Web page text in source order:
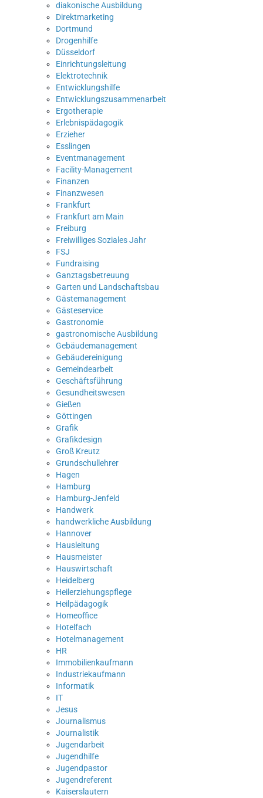
diakonische Ausbildung
Direktmarketing
Dortmund
Drogenhilfe
Düsseldorf
Einrichtungsleitung
Elektrotechnik
Entwicklungshilfe
Entwicklungszusammenarbeit
Ergotherapie
Erlebnispädagogik
Erzieher
Esslingen
Eventmanagement
Facility-Management
Finanzen
Finanzwesen
Frankfurt
Frankfurt am Main
Freiburg
Freiwilliges Soziales Jahr
FSJ
Fundraising
Ganztagsbetreuung
Garten und Landschaftsbau
Gästemanagement
Gästeservice
Gastronomie
gastronomische Ausbildung
Gebäudemanagement
Gebäudereinigung
Gemeindearbeit
Geschäftsführung
Gesundheitswesen
Gießen
Göttingen
Grafik
Grafikdesign
Groß Kreutz
Grundschullehrer
Hagen
Hamburg
Hamburg-Jenfeld
Handwerk
handwerkliche Ausbildung
Hannover
Hausleitung
Hausmeister
Hauswirtschaft
Heidelberg
Heilerziehungspflege
Heilpädagogik
Homeoffice
Hotelfach
Hotelmanagement
HR
Immobilienkaufmann
Industriekaufmann
Informatik
IT
Jesus
Journalismus
Journalistik
Jugendarbeit
Jugendhilfe
Jugendpastor
Jugendreferent
Kaiserslautern